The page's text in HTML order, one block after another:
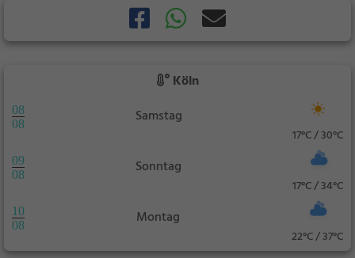
Köln
08
08
Samstag
17°C / 30°C
09
08
Sonntag
17°C / 34°C
10
08
Montag
22°C / 37°C